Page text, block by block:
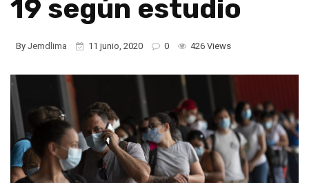
19 según estudio
By Jemdlima 11 junio, 2020 0 426 Views